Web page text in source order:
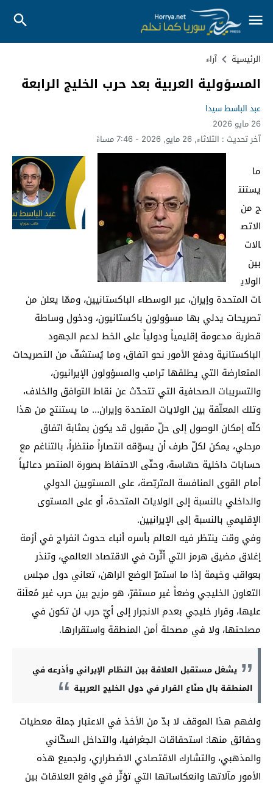
الرئيسية آراء
المسؤولية العربية بعد حرب الخليج الرابعة
عبد الباسط سيدا
26 مايو 2026
آخر تحديث : الثلاثاء, 26 مايو, 2026 - 7:46 مساءً
ما
يستنت
ج من
الاتص
الات
بين
الولاي
ات المتحدة وإيران، عبر الوسطاء الباكستانيين، وممّا يعلن من
تصريحات يدلي بها مسؤولون باكستانيون، ودخول وساطة
قطرية مدعومة إقليمياً ودولياً على الخط لدعم الجهود
الباكستانية ودفع الأمور نحو اتفاق، وما يُستشفّ من التصريحات
المتعارضة التي يطلقها ترامب والمسؤولون الإيرانيون،
والتسريبات الصحافية التي تتحدّث عن نقاط التوافق والخلاف،
وتلك المعلّقة بين الولايات المتحدة وإيران… ما يستنتج من هذا
كلّه إمكان الوصول إلى حلّ مقبول قد يكون بمثابة اتفاق
مرحلي، يمكن لكلّ طرف أن يسوّقه انتصاراً منتظراً، بالتناغم مع
حسابات داخلية حسّاسة، وحتّى الاحتفاظ بصورة المنتصر دعائياً
أمام القوى المنافسة المتربّصة، على المستويين الدولي
والداخلي بالنسبة إلى الولايات المتحدة، أو على المستوى
الإقليمي بالنسبة إلى الإيرانيين.
وفي وقت ينتظر فيه العالم بأسره أنباء حدوث انفراج في أزمة
إغلاق مضيق هرمز التي أثّرت في الاقتصاد العالمي، وتنذر
بعواقب وخيمة إذا ما استمرّ الوضع الراهن، تعاني دول مجلس
التعاون الخليجي وضعاً غير مستقرّ، هو مزيج بين حرب غير مُعلَنة
عليها، وقرار خليجي بعدم الانجرار إلى أيّ حرب لن تكون في
مصلحتها، ولا في مصحلة أمن المنطقة واستقرارها.
يشغل مستقبل العلاقة بين النظام الإيراني وأذرعه في
المنطقة بال صنّاع القرار في دول الخليج العربية
ولفهم هذا الموقف لا بدّ من الأخذ في الاعتبار جملة معطيات
وحقائق منها: استحقاقات الجغرافيا، والتداخل السكّاني
والمذهبي، والتشارك الاقتصادي الاضطراري، ولجميع هذه
الأمور مآلاتها وانعكاساتها التي تؤثّر في واقع العلاقات بين